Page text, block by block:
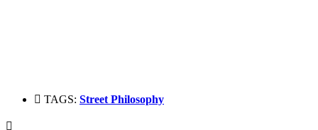
TAGS: Street Philosophy